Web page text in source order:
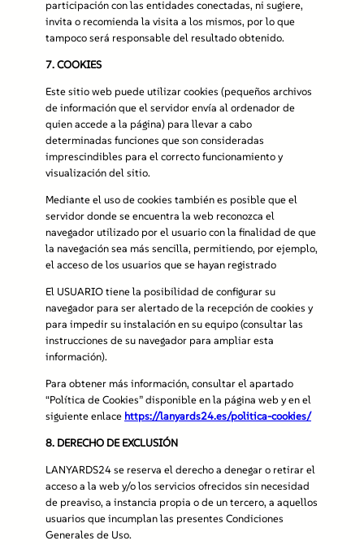
participación con las entidades conectadas, ni sugiere,
invita o recomienda la visita a los mismos, por lo que
tampoco será responsable del resultado obtenido.
7.COOKIES
Este sitio web puede utilizar cookies (pequeños archivos
de información que el servidor envía al ordenador de
quien accede a la página) para llevar a cabo
determinadas funciones que son consideradas
imprescindibles para el correcto funcionamiento y
visualización del sitio.
Mediante el uso de cookies también es posible que el
servidor donde se encuentra la web reconozca el
navegador utilizado por el usuario con la finalidad de que
la navegación sea más sencilla, permitiendo, por ejemplo,
el acceso de los usuarios que se hayan registrado
El USUARIO tiene la posibilidad de configurar su
navegador para ser alertado de la recepción de cookies y
para impedir su instalación en su equipo (consultar las
instrucciones de su navegador para ampliar esta
información).
Para obtener más información, consultar el apartado
“Política de Cookies” disponible en la página web y en el
siguiente enlace https://lanyards24.es/politica-cookies/
8. DERECHO DE EXCLUSIÓN
LANYARDS24 se reserva el derecho a denegar o retirar el
acceso a la web y/o los servicios ofrecidos sin necesidad
de preaviso, a instancia propia o de un tercero, a aquellos
usuarios que incumplan las presentes Condiciones
Generales de Uso.